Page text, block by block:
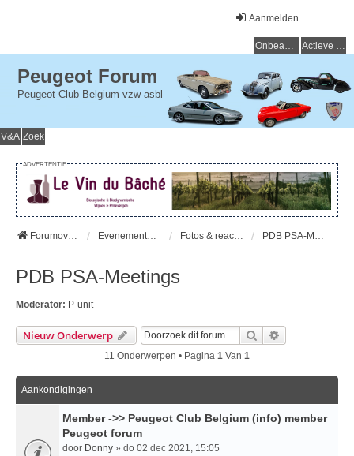
Aanmelden
Onbeantwoorde onderwerpen Actieve onderwerpen
Peugeot Forum
Peugeot Club Belgium vzw-asbl
V&A Zoek
ADVERTENTIE
Forumoverzicht Evenementen - Evenements Fotos & reacties - Photos et Commentaires PDB PSA-Meetings
PDB PSA-Meetings
Moderator: P-unit
Nieuw Onderwerp Zoek
11 Onderwerpen • Pagina 1 Van 1
Aankondigingen
Member ->> Peugeot Club Belgium (info) member
Peugeot forum
door Donny » do 02 dec 2021, 15:05